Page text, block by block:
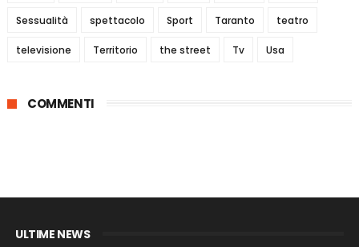
Sessualità spettacolo Sport Taranto teatro
televisione Territorio the street Tv Usa
COMMENTI
ULTIME NEWS